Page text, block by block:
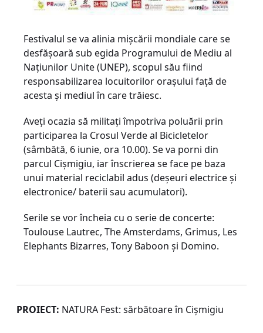
Festivalul se va alinia mișcării mondiale care se
desfășoară sub egida Programului de Mediu al
Națiunilor Unite (UNEP), scopul său fiind
responsabilizarea locuitorilor orașului față de
acesta și mediul în care trăiesc.
Aveți ocazia să militați împotriva poluării prin
participarea la Crosul Verde al Bicicletelor
(sâmbătă, 6 iunie, ora 10.00). Se va porni din
parcul Cișmigiu, iar înscrierea se face pe baza
unui material reciclabil adus (deşeuri electrice şi
electronice/ baterii sau acumulatori).
Serile se vor încheia cu o serie de concerte:
Toulouse Lautrec, The Amsterdams, Grimus, Les
Elephants Bizarres, Tony Baboon şi Domino.
PROIECT: NATURA Fest: sărbătoare în Cișmigiu